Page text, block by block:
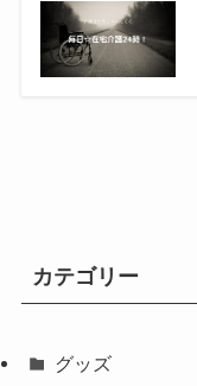
カテゴリー
グッズ